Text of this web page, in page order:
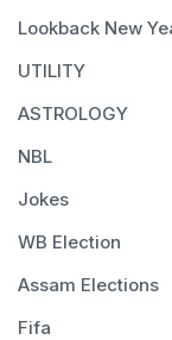
Lookback New
UTILITY
ASTROLOGY
NBL
Jokes
WB Election
Assam Elections
Fifa